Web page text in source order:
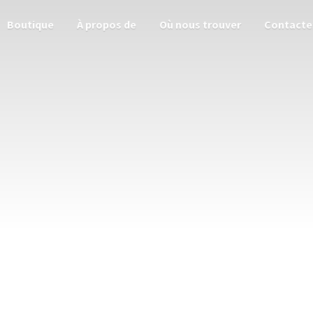
Boutique À propos de Où nous trouver